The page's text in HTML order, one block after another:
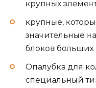
крупных
крупные,
значительные
блоков больших
Опалубка для
специальный